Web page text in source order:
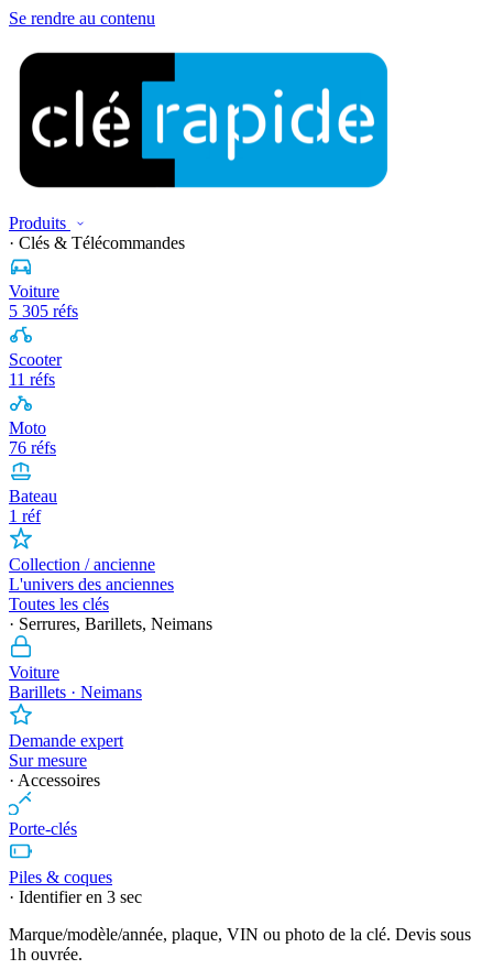
Se rendre au contenu
Produits
· Clés & Télécommandes
Voiture
5 305 réfs
Scooter
11 réfs
Moto
76 réfs
Bateau
1 réf
Collection / ancienne
L'univers des anciennes
Toutes les clés
· Serrures, Barillets, Neimans
Voiture
Barillets · Neimans
Demande expert
Sur mesure
· Accessoires
Porte-clés
Piles & coques
· Identifier en 3 sec
Marque/modèle/année, plaque, VIN ou photo de la clé. Devis sous
1h ouvrée.